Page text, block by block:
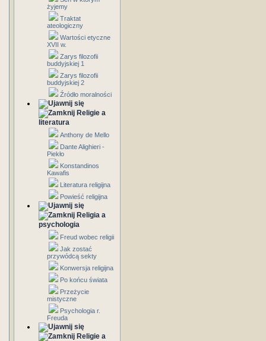
żyjemy
Traktat
ateologiczny
Wartości etyczne
XVII w.
Zarys filozofii
buddyjskiej 1
Zarys filozofii
buddyjskiej 2
Źródło moralności
Religie a
literatura
Anthony de Mello
Dante Alighieri -
Piekło
Konstandinos
Kawafis
Literatura religijna
Powieść religijna
Religia a
psychologia
Freud wobec religii
Jak zostać
przywódcą sekty
Konwersja religijna
Po końcu świata
Przeżycie
mistyczne
Psychologia r.
Freuda
Religie a